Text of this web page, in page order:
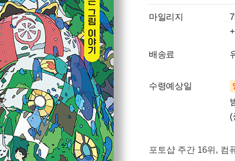
마일리지
배송료
수령예상일
(
포토샵 주간 16위, 컴